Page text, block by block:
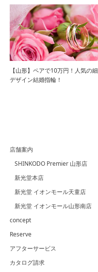
【山形】ペアで10万円！人気の
デザイン結婚指輪！
店舗案内
SHINKODO Premier 山形店
新光堂本店
新光堂 イオンモール天童店
新光堂 イオンモール山形南店
concept
Reserve
アフターサービス
カタログ請求